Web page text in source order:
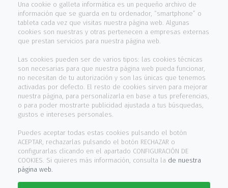
INFORMACIÓN
Política cookies
Política privacidad
Canal de denuncias
HORARIO ATENCIÓN
De Lunes a Viernes
Una cookie o galleta informática es un pequeño archivo de
información que se guarda en tu ordenador, “smartphone” o
tableta cada vez que visitas nuestra página web. Algunas
cookies son nuestras y otras pertenecen a empresas externas
que prestan servicios para nuestra página web.
Las cookies pueden ser de varios tipos: las cookies técnicas
son necesarias para que nuestra página web pueda funcionar,
no necesitan de tu autorización y son las únicas que tenemos
activadas por defecto. El resto de cookies sirven para mejorar
nuestra página, para personalizarla en base a tus preferencias,
o para poder mostrarte publicidad ajustada a tus búsquedas,
gustos e intereses personales.
Puedes aceptar todas estas cookies pulsando el botón
ACEPTAR, rechazarlas pulsando el botón RECHAZAR o
configurarlas clicando en el apartado CONFIGURACIÓN DE
COOKIES. Si quieres más información, consulta la de nuestra
página web.